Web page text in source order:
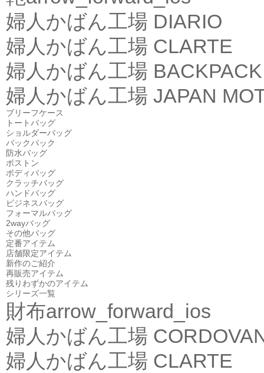
婦人かばん工場 DIARIO
婦人かばん工場 CLARTE
婦人かばん工場 BACKPACK
婦人かばん工場 JAPAN
ブリーフケース
トートバッグ
ショルダーバッグ
バックパック
防水バッグ
ボストン
ボディバッグ
クラッチバッグ
ハンドバッグ
ビジネスバッグ
フォーマルバッグ
2wayバッグ
その他バッグ
定番アイテム
店舗限定アイテム
新作のご紹介
再販売アイテム
残りわずかのアイテム
シリーズ一覧
財布arrow_forward_ios
婦人かばん工場
婦人かばん工場 CLARTE